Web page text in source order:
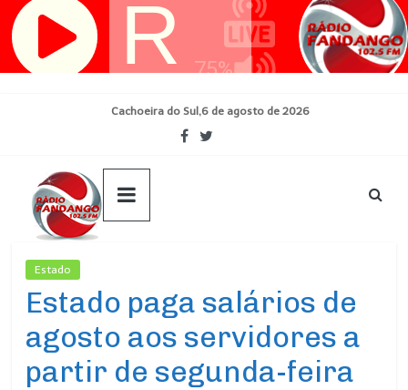
Pular
para
Cachoeira do Sul,6 de agosto de 2026
Estado
Estado paga salários de
agosto aos servidores a
partir de segunda-feira